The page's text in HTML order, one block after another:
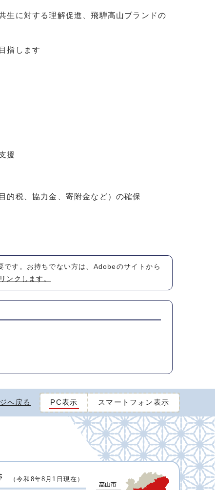
に対する理解促進、飛騨高山ブランドの
指します
援
税、協力金、寄附金など）の確保
す。お持ちでない方は、Adobeのサイトから
ンクします。
へ戻る PC表示 スマートフォン表示
（令和8年8月1日現在）